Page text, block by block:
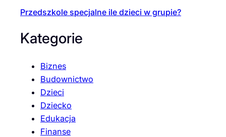
Przedszkole specjalne ile dzieci w grupie?
Kategorie
Biznes
Budownictwo
Dzieci
Dziecko
Edukacja
Finanse